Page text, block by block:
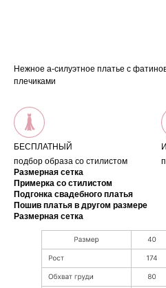
Нежное а-силуэтное платье с
плечиками
БЕСПЛАТНЫЙ
подбор образа со стилистом
Размерная сетка
Примерка со стилистом
Подгонка свадебного платья
Пошив платья в другом размере
Размерная сетка